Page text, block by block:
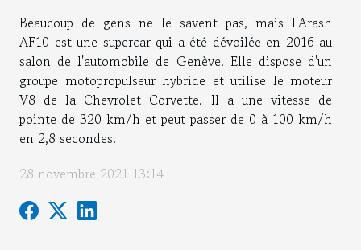
Beaucoup de gens ne le savent pas, mais l'Arash
AF10 est une supercar qui a été dévoilée en 2016 au
salon de l'automobile de Genève. Elle dispose d'un
groupe motopropulseur hybride et utilise le moteur
V8 de la Chevrolet Corvette. Il a une vitesse de
pointe de 320 km/h et peut passer de 0 à 100 km/h
en 2,8 secondes.
28 novembre 2021 13:14